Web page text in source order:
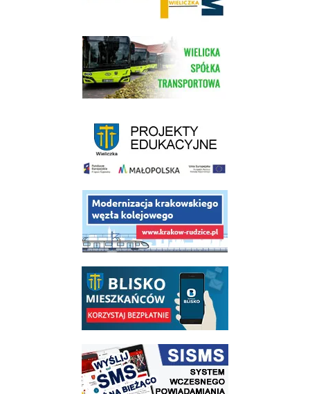
link do strony Wielickiej Spółki Transportowej
link do opisu projektu budowy linii kolejowej Krakow Rudzice
link do opisu aplikacji - BLISKO, Gmina Wieliczka w aplikacji Blisko
link do strony systemu wczesnego ostrzegania mieszkańców SISMS